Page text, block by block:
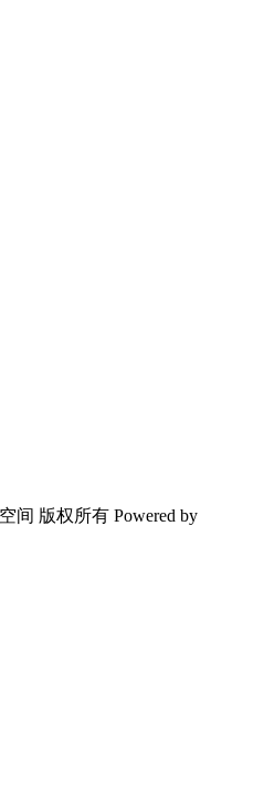
间 版权所有 Powered by